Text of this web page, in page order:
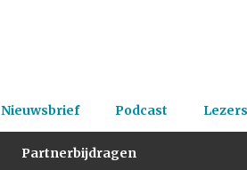
Nieuwsbrief Podcast
Partnerbijdragen